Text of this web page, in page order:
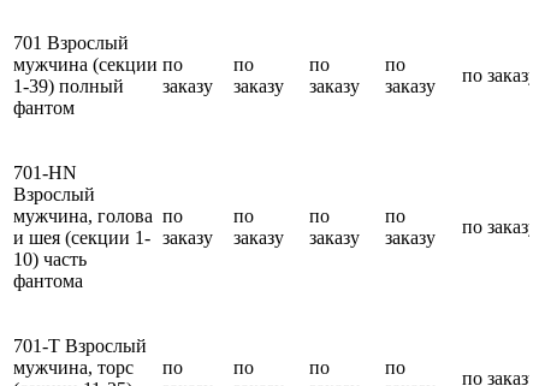
701 Взрослый
мужчина (секции
1-39) полный
фантом
по
заказу
по
заказу
по
заказу
по
заказу
по заказу
701-HN
Взрослый
мужчина, голова
и шея (секции 1-
10) часть
фантома
по
заказу
по
заказу
по
заказу
по
заказу
по заказу
701-T Взрослый
мужчина, торс
по
по
по
по
по заказу